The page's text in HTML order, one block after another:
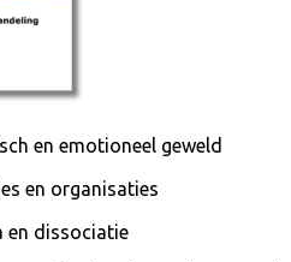
en emotioneel geweld
en organisaties
en dissociatie